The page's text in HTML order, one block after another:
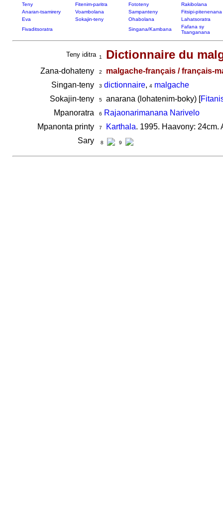
Teny Fitenim-paritra Fototeny
Rakibolana
Anaran-tsamirery
Voambolana Sampanteny
Fitsipi-pitenenana
Eva
Sokajin-teny Ohabolana
Lahatsoratra
Fivaditsoratra
Singana/Kambana
Fafana sy
Tsanganana
Teny iditra 1 Dictionnaire du
Zana-dohateny 2
malgache-français / français-
Singan-teny
3 dictionnaire, 4 malgache
Sokajin-teny
5anarana (lohatenim-boky) [
Mpanoratra
6
Rajaonarimanana Narivelo
Mpanonta printy
7 Karthala. 1995. Haavony: 24cm.
Sary
8 9